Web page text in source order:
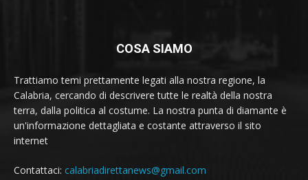
COSA SIAMO
Trattiamo temi prettamente legati alla nostra regione, la
Calabria, cercando di descrivere tutte le realtà della nostra
terra, dalla politica al costume. La nostra punta di diamante è
un'informazione dettagliata e costante attraverso il sito
internet
Contattaci: calabriadirettanews@gmail.com